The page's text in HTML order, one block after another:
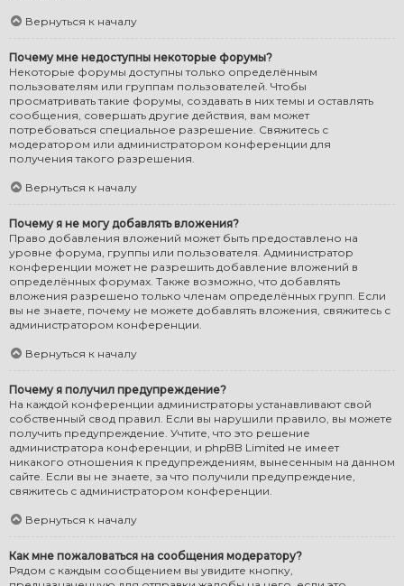
Вернуться к началу
Почему мне недоступны некоторые форумы?
Некоторые форумы доступны только определённым
пользователям или группам пользователей. Чтобы
просматривать такие форумы, создавать в них темы и оставлять
сообщения, совершать другие действия, вам может
потребоваться специальное разрешение. Свяжитесь с
модератором или администратором конференции для
получения такого разрешения.
Вернуться к началу
Почему я не могу добавлять вложения?
Право добавления вложений может быть предоставлено на
уровне форума, группы или пользователя. Администратор
конференции может не разрешить добавление вложений в
определённых форумах. Также возможно, что добавлять
вложения разрешено только членам определённых групп. Если
вы не знаете, почему не можете добавлять вложения, свяжитесь с
администратором конференции.
Вернуться к началу
Почему я получил предупреждение?
На каждой конференции администраторы устанавливают свой
собственный свод правил. Если вы нарушили правило, вы можете
получить предупреждение. Учтите, что это решение
администратора конференции, и phpBB Limited не имеет
никакого отношения к предупреждениям, вынесенным на данном
сайте. Если вы не знаете, за что получили предупреждение,
свяжитесь с администратором конференции.
Вернуться к началу
Как мне пожаловаться на сообщения модератору?
Рядом с каждым сообщением вы увидите кнопку,